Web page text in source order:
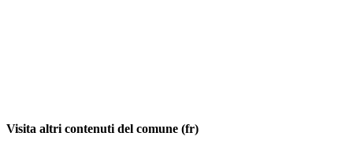
Visita altri contenuti del comune (fr)